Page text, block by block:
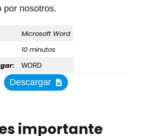
por nosotros.
Microsoft Word
10 minutos
WORD
Descargar
importante